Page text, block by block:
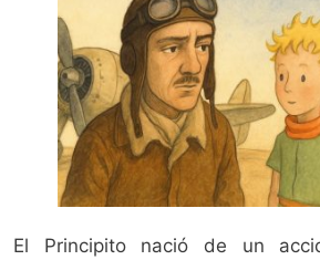
El Principito nació de un